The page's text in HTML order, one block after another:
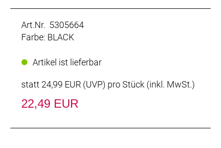
Art.Nr. 5305664
Farbe: BLACK
Artikel ist lieferbar
statt 24,99 EUR (UVP) pro Stück (inkl. MwSt.)
22,49 EUR